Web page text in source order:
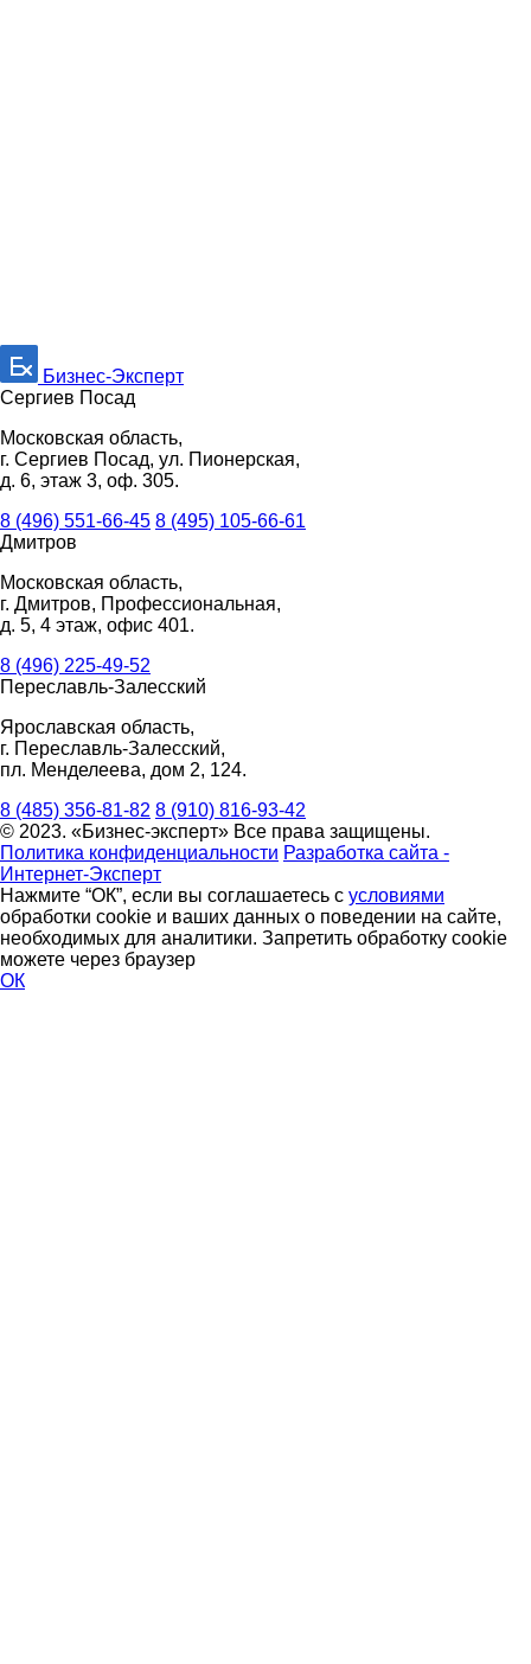
Бизнес-Эксперт
Сергиев Посад
Московская область,
г. Сергиев Посад, ул. Пионерская,
д. 6, этаж 3, оф. 305.
8 (496) 551-66-45 8 (495) 105-66-61
Дмитров
Московская область,
г. Дмитров, Профессиональная,
д. 5, 4 этаж, офис 401.
8 (496) 225-49-52
Переславль-Залесский
Ярославская область,
г. Переславль-Залесский,
пл. Менделеева, дом 2, 124.
8 (485) 356-81-82 8 (910) 816-93-42
© 2023. «Бизнес-эксперт» Все права защищены.
Политика конфиденциальности Разработка сайта -
Интернет-Эксперт
Нажмите “ОК”, если вы соглашаетесь с условиями
обработки cookie и ваших данных о поведении на сайте,
необходимых для аналитики. Запретить обработку cookie
можете через браузер
ОК